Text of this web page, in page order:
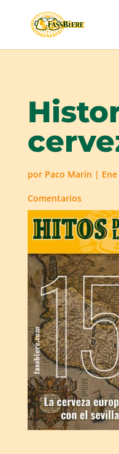
por Paco Marín |
Comentarios